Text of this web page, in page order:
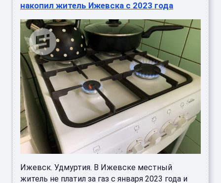
накопил житель Ижевска с 2023 года
Ижевск. Удмуртия. В Ижевске местный
житель не платил за газ с января 2023 года и